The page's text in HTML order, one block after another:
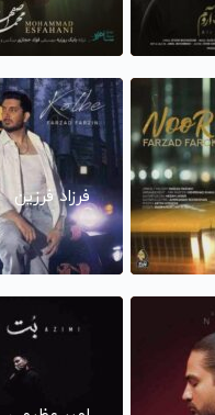
فرزاد فرزین